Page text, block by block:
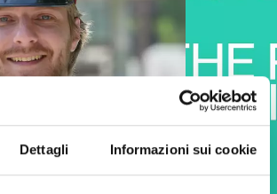
Dettagli Informazioni sui cookie